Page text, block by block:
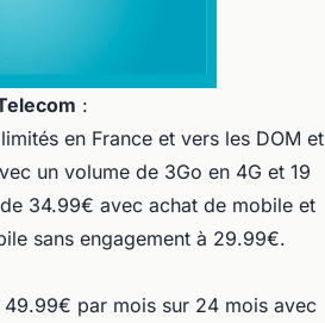
:
en France et vers les DOM et
un volume de 3Go en 4G et 19
34.99€ avec achat de mobile et
sans engagement à 29.99€.
par mois sur 24 mois avec